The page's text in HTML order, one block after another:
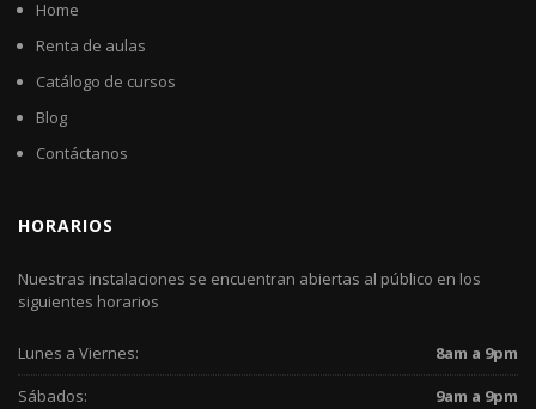
Home
Renta de aulas
Catálogo de cursos
Blog
Contáctanos
HORARIOS
Nuestras instalaciones se encuentran abiertas al público en los
siguientes horarios
Lunes a Viernes:
8am a 9pm
Sábados:
9am a 9pm